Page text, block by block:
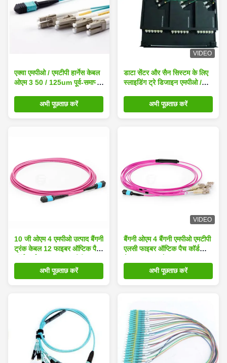
एक्वा एमपीओ / एमटीपी हार्नेस केबल
ओएम 3 50 / 125um पूर्व-समाप्त
ऑप्टिक जंपर्सअभी पूछताछ करें
VIDEO
डाटा सेंटर और सैन सिस्टम के लिए
स्लाइडिंग ट्रे डिजाइन एमपीओ /
कैसेट -1 यूअभी पूछताछ करें
10 जी ओएम 4 एमपीओ उत्पाद बैंगनी
ट्रंक केबल 12 फाइबर ऑप्टिक पैच
अभी पूछताछ करें
VIDEO
बैंगनी ओएम 4 बैंगनी एमपीओ एमटीपी
एलसी फाइबर ऑप्टिक पैच कॉर्ड
अभी पूछताछ करें